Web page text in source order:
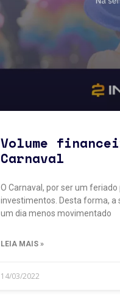
Volume
Carnaval
O Carnaval, por ser um
investimentos. Desta forma, a
um dia menos movimentado
LEIA MAIS »
14/03/2022